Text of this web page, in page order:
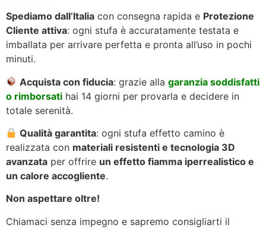
Spediamo dall’Italia con consegna rapida e Protezione
Cliente attiva: ogni stufa è accuratamente testata e
imballata per arrivare perfetta e pronta all’uso in pochi
minuti.
Acquista con fiducia: grazie allagaranzia soddisfatti
o rimborsati hai 14 giorni per provarla e decidere in
totale serenità.
Qualità garantita: ogni stufa effetto camino è
realizzata con materiali resistenti e tecnologia 3D
avanzata per offrire un effetto fiamma iperrealistico e
un calore accogliente.
Non aspettare oltre!
Chiamaci senza impegno e sapremo consigliarti il